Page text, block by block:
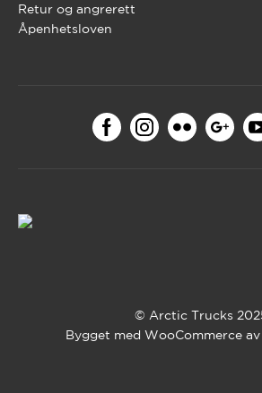
Retur og angrerett
Åpenhetsloven
© Arctic Trucks
Bygget med WooCommerce av